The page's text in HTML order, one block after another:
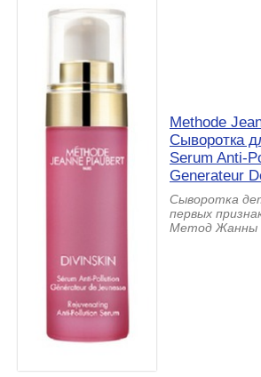
Methode
Сыворотка
Serum Anti-
Generateur
Сыворотка
первых
Метод Жанны